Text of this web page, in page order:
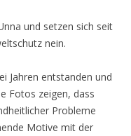
und setzen sich seit
nein.
Jahren entstanden und
Fotos zeigen, dass
Probleme
Motive mit der